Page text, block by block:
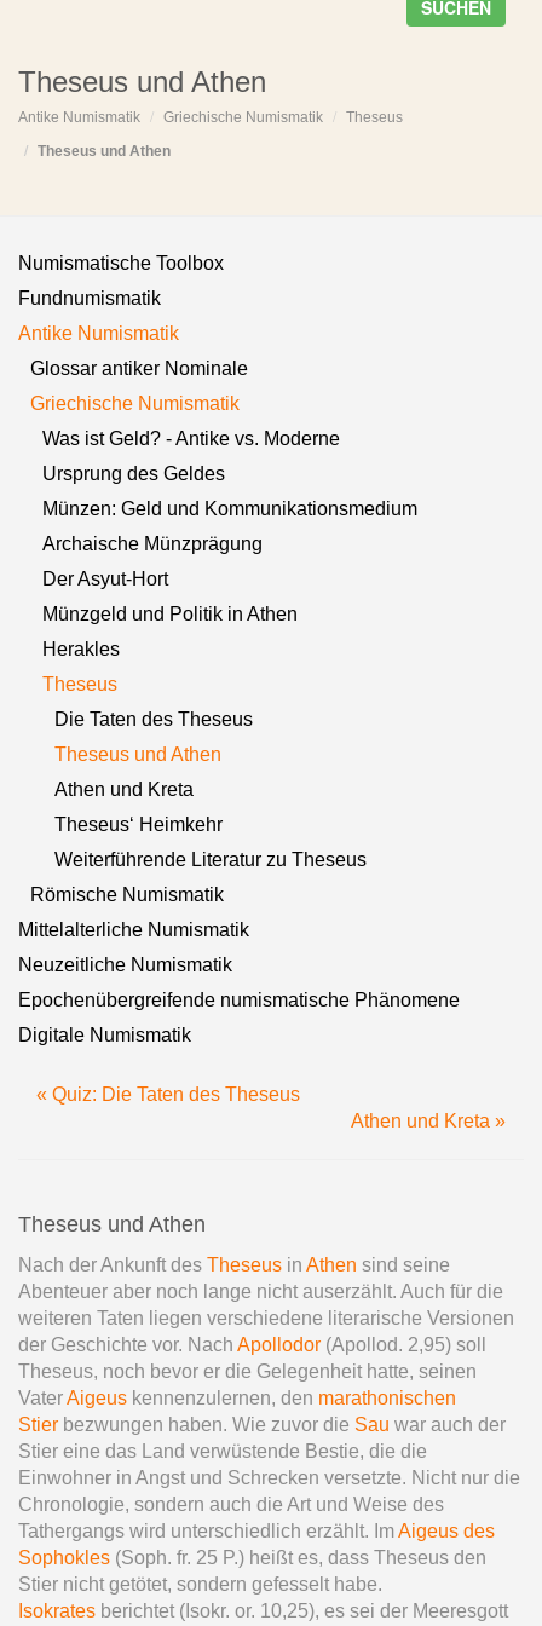
SUCHEN
Theseus und Athen
Antike Numismatik Griechische Numismatik
Theseus
Theseus und Athen
Numismatische Toolbox
Fundnumismatik
Antike Numismatik
Glossar antiker Nominale
Griechische Numismatik
Was ist Geld? - Antike vs. Moderne
Ursprung des Geldes
Münzen: Geld und Kommunikationsmedium
Archaische Münzprägung
Der Asyut-Hort
Münzgeld und Politik in Athen
Herakles
Theseus
Die Taten des Theseus
Theseus und Athen
Athen und Kreta
Theseus‘ Heimkehr
Weiterführende Literatur zu Theseus
Römische Numismatik
Mittelalterliche Numismatik
Neuzeitliche Numismatik
Epochenübergreifende numismatische Phänomene
Digitale Numismatik
« Quiz: Die Taten des Theseus
Athen und Kreta »
Theseus und Athen
Nach der Ankunft des Theseus in Athen sind seine
Abenteuer aber noch lange nicht auserzählt. Auch für die
weiteren Taten liegen verschiedene literarische Versionen
der Geschichte vor. Nach Apollodor (Apollod. 2,95) soll
Theseus, noch bevor er die Gelegenheit hatte, seinen
VaterAigeus kennenzulernen, den marathonischen
Stier bezwungen haben. Wie zuvor die Sau war auch der
Stier eine das Land verwüstende Bestie, die die
Einwohner in Angst und Schrecken versetzte. Nicht nur die
Chronologie, sondern auch die Art und Weise des
Tathergangs wird unterschiedlich erzählt. ImAigeus des
Sophokles (Soph. fr. 25 P.) heißt es, dass Theseus den
Stier nicht getötet, sondern gefesselt habe.
Isokrates berichtet (Isokr. or. 10,25), es sei der Meeresgott